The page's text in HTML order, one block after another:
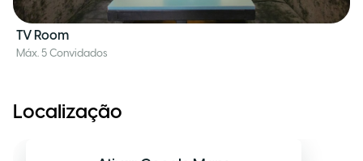
TV Room
Máx. 5 Convidados
Localização